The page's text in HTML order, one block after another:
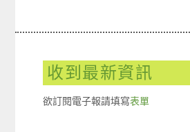
收到最新資訊
欲訂閱電子報請填寫表單